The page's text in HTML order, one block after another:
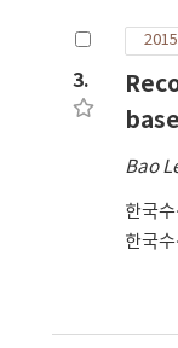
3.
Bao
한국
한국